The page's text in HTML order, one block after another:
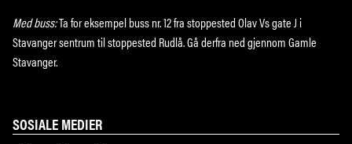
Med buss:Ta for eksempel buss nr. 12 fra stoppested Olav Vs gate J i
Stavanger sentrum til stoppested Rudlå. Gå derfra ned gjennom Gamle
Stavanger.
SOSIALE MEDIER